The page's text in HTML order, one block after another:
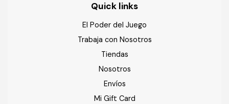
Quick links
El Poder del Juego
Trabaja con Nosotros
Tiendas
Nosotros
Envíos
Mi Gift Card